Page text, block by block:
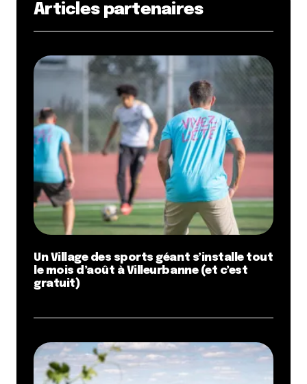
Articles partenaires
Un Village des sports géant s’installe tout
le mois d’août à Villeurbanne (et c’est
gratuit)